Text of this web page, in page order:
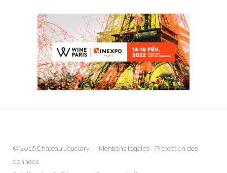
© 2016 Château Jouclary - Mentions légales - Protection des
données